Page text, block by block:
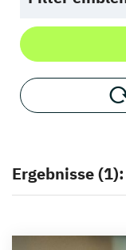
Ergebnisse (1):